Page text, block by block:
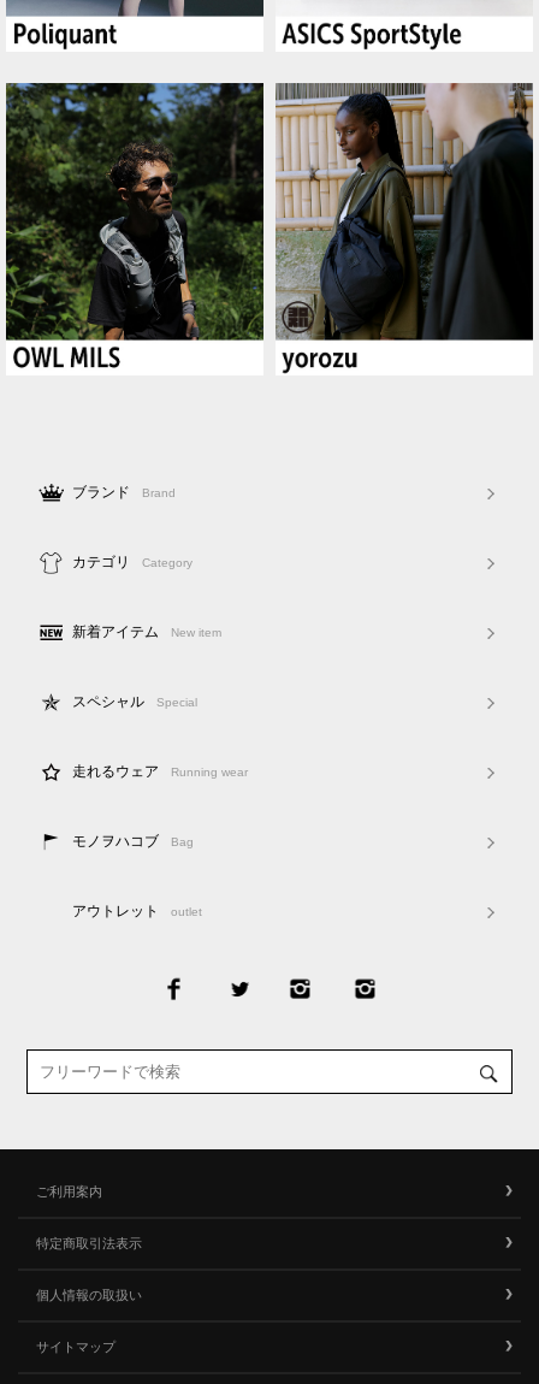
ブランド Brand
カテゴリ Category
新着アイテム New item
スペシャル Special
走れるウェア Running wear
モノヲハコブ Bag
アウトレット outlet
ご利用案内
特定商取引法表示
個人情報の取扱い
サイトマップ